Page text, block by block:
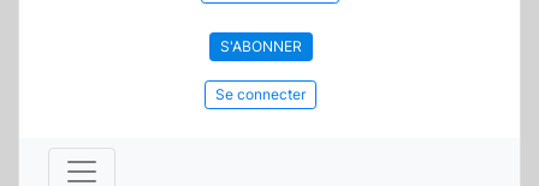
S'ABONNER
Se connecter